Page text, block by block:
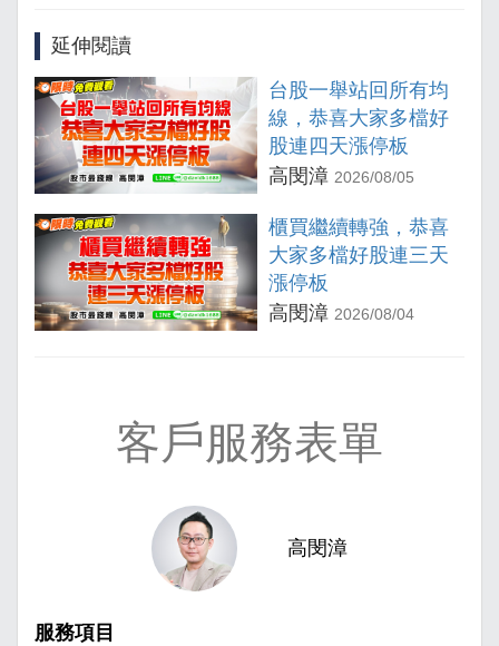
延伸閱讀
台股一舉站回所有均
線，恭喜大家多檔好
股連四天漲停板
高閔漳 2026/08/05
櫃買繼續轉強，恭喜
大家多檔好股連三天
漲停板
高閔漳 2026/08/04
客戶服務表單
高閔漳
服務項目